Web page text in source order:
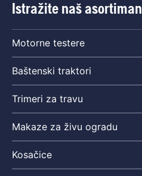
Istražite naš asortiman
Motorne testere
Baštenski traktori
Trimeri za travu
Makaze za živu ogradu
Kosačice